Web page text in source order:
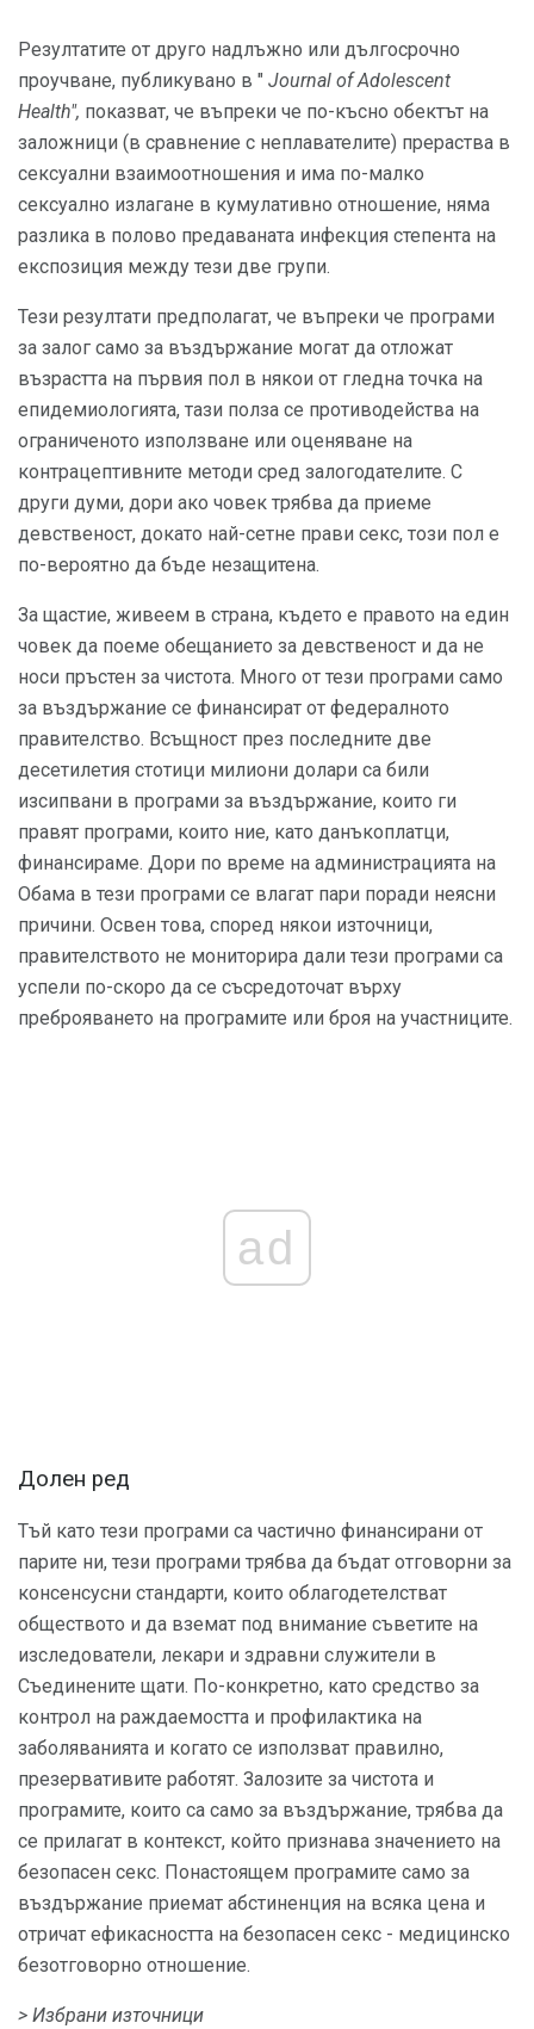
Резултатите от друго надлъжно или дългосрочно
проучване, публикувано в " Journal of Adolescent
Health", показват, че въпреки че по-късно обектът на
заложници (в сравнение с неплавателите) прераства в
сексуални взаимоотношения и има по-малко
сексуално излагане в кумулативно отношение, няма
разлика в полово предаваната инфекция степента на
експозиция между тези две групи.
Тези резултати предполагат, че въпреки че програми
за залог само за въздържание могат да отложат
възрастта на първия пол в някои от гледна точка на
епидемиологията, тази полза се противодейства на
ограниченото използване или оценяване на
контрацептивните методи сред залогодателите. С
други думи, дори ако човек трябва да приеме
девственост, докато най-сетне прави секс, този пол е
по-вероятно да бъде незащитена.
За щастие, живеем в страна, където е правото на един
човек да поеме обещанието за девственост и да не
носи пръстен за чистота. Много от тези програми само
за въздържание се финансират от федералното
правителство. Всъщност през последните две
десетилетия стотици милиони долари са били
изсипвани в програми за въздържание, които ги
правят програми, които ние, като данъкоплатци,
финансираме. Дори по време на администрацията на
Обама в тези програми се влагат пари поради неясни
причини. Освен това, според някои източници,
правителството не мониторира дали тези програми са
успели по-скоро да се съсредоточат върху
преброяването на програмите или броя на участниците.
ad
Долен ред
Тъй като тези програми са частично финансирани от
парите ни, тези програми трябва да бъдат отговорни за
консенсусни стандарти, които облагодетелстват
обществото и да вземат под внимание съветите на
изследователи, лекари и здравни служители в
Съединените щати. По-конкретно, като средство за
контрол на раждаемостта и профилактика на
заболяванията и когато се използват правилно,
презервативите работят. Залозите за чистота и
програмите, които са само за въздържание, трябва да
се прилагат в контекст, който признава значението на
безопасен секс. Понастоящем програмите само за
въздържание приемат абстиненция на всяка цена и
отричат ​​ефикасността на безопасен секс - медицинско
безотговорно отношение.
> Избрани източници